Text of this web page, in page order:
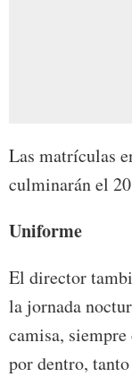
Las matrículas
culminarán el
Uniforme
El director
la jornada
camisa,
por dentro,